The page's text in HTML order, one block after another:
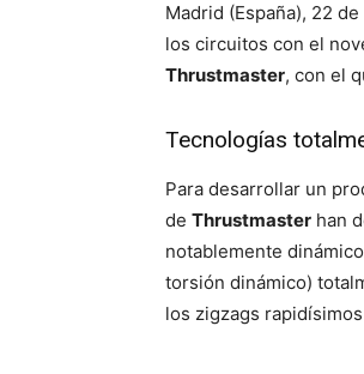
Madrid (España), 22
los circuitos con el
Thrustmaster, con el
Tecnologías
Para desarrollar un
de Thrustmaster han
notablemente
torsión dinámico)
los zigzags